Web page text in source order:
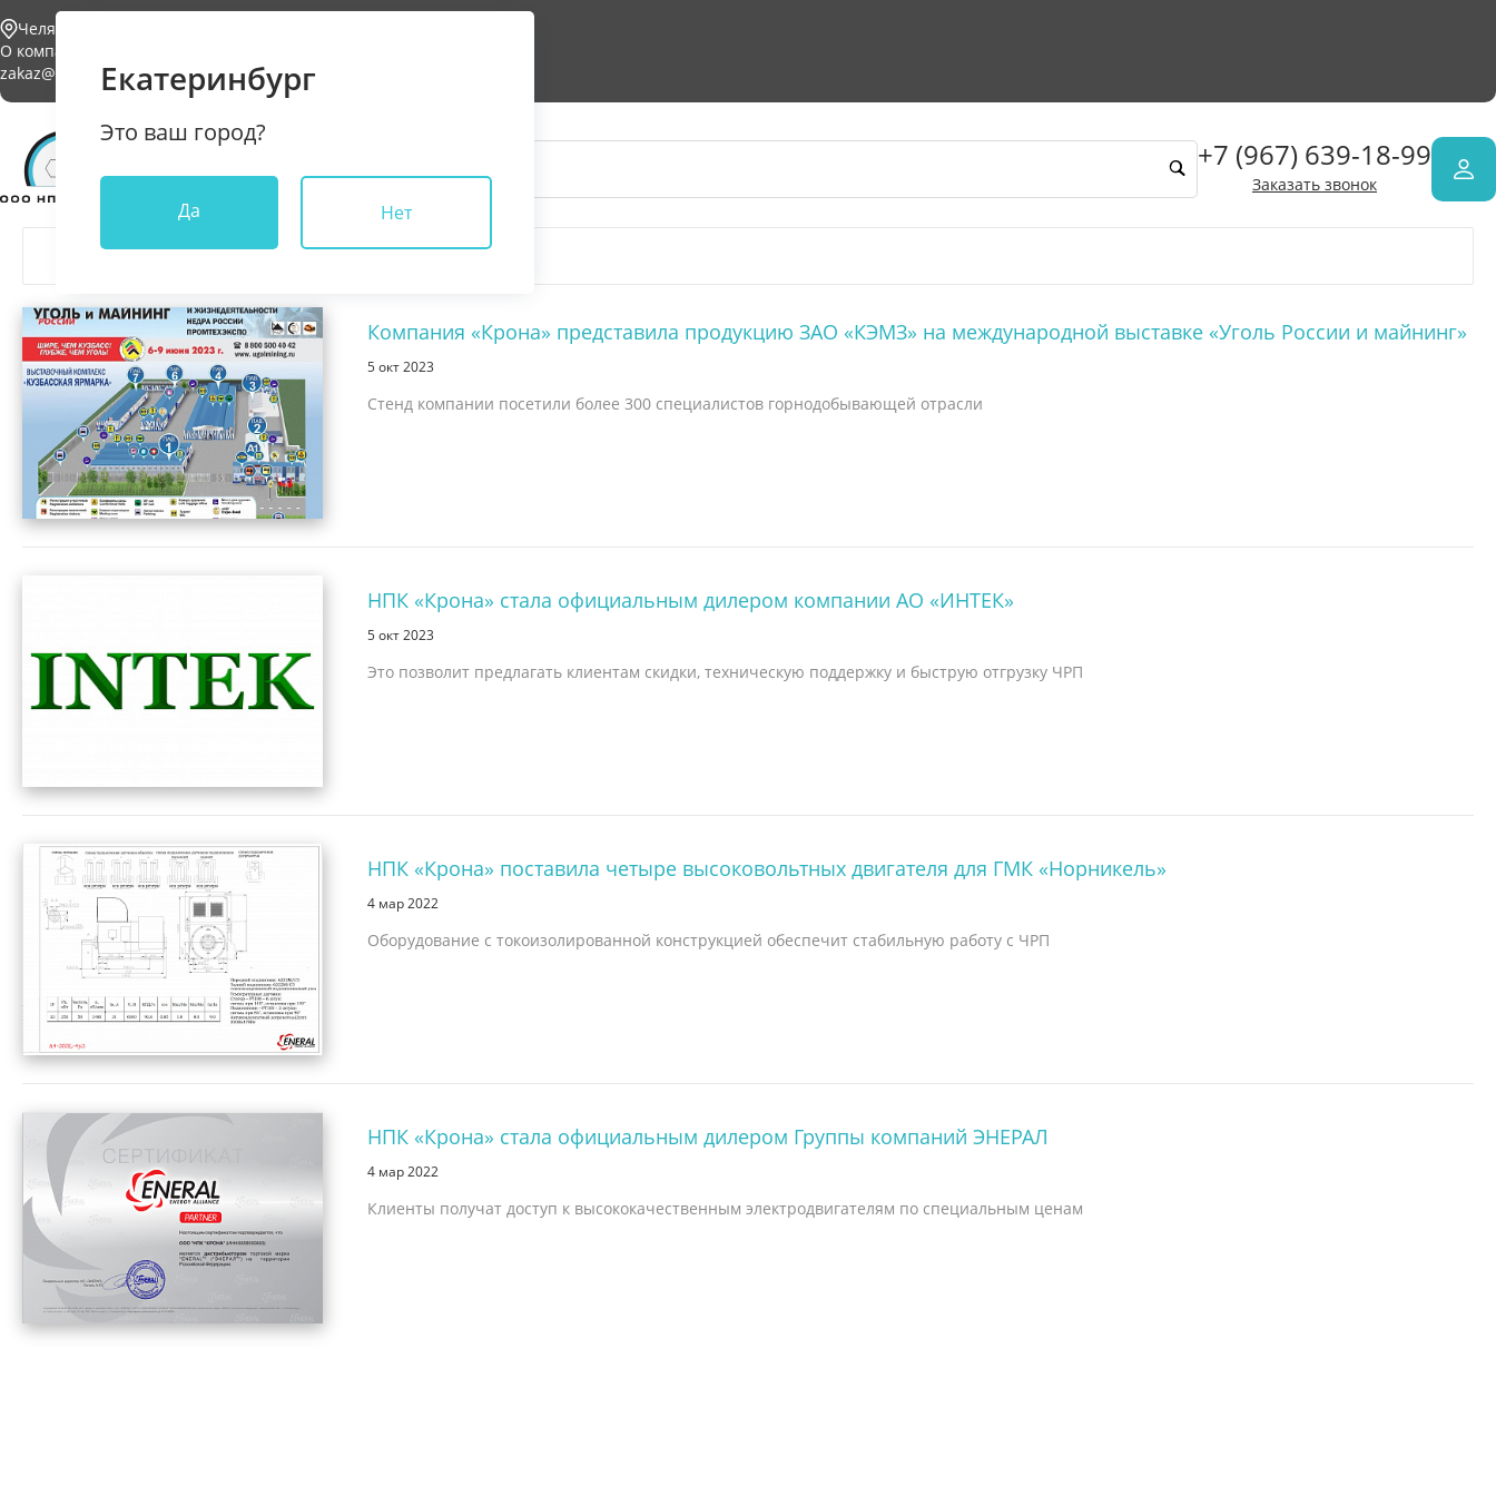
Екатеринбург
Это ваш город?
Да Нет
Челябинск
О компании
zakaz@npkkrona.ru
+7 (967) 639-18-99
Заказать звонок
2023
Компания «Крона» представила продукцию ЗАО «КЭМЗ» на международной выставке «Уголь России и майнинг»
5 окт 2023
Стенд компании посетили более 300 специалистов горнодобывающей отрасли
НПК «Крона» стала официальным дилером компании АО «ИНТЕК»
5 окт 2023
Это позволит предлагать клиентам скидки, техническую поддержку и быструю отгрузку ЧРП
НПК «Крона» поставила четыре высоковольтных двигателя для ГМК «Норникель»
4 мар 2022
Оборудование с токоизолированной конструкцией обеспечит стабильную работу с ЧРП
НПК «Крона» стала официальным дилером Группы компаний ЭНЕРАЛ
4 мар 2022
Клиенты получат доступ к высококачественным электродвигателям по специальным ценам